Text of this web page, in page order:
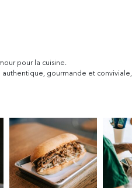
pour la cuisine.
authentique, gourmande et conviviale,